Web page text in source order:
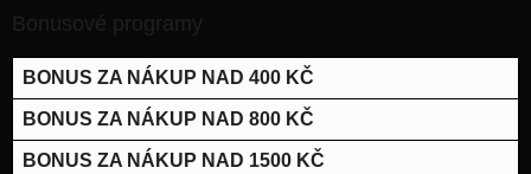
Bonusové programy
BONUS ZA NÁKUP NAD 400 KČ
BONUS ZA NÁKUP NAD 800 KČ
BONUS ZA NÁKUP NAD 1500 KČ